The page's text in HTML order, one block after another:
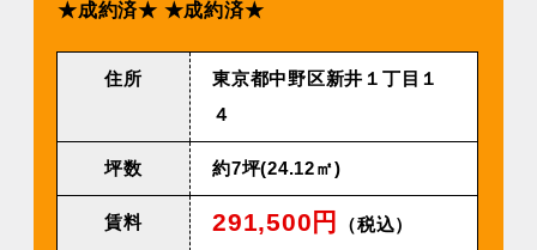
★成約済★ ★成約済★
住所
東京都中野区新井１丁目１
４
坪数 約7坪(24.12㎡)
賃料 291,500円 （税込）